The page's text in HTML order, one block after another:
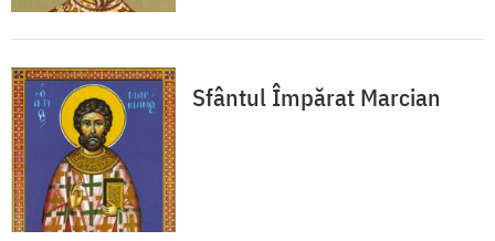
Sfântul Împărat Marcian